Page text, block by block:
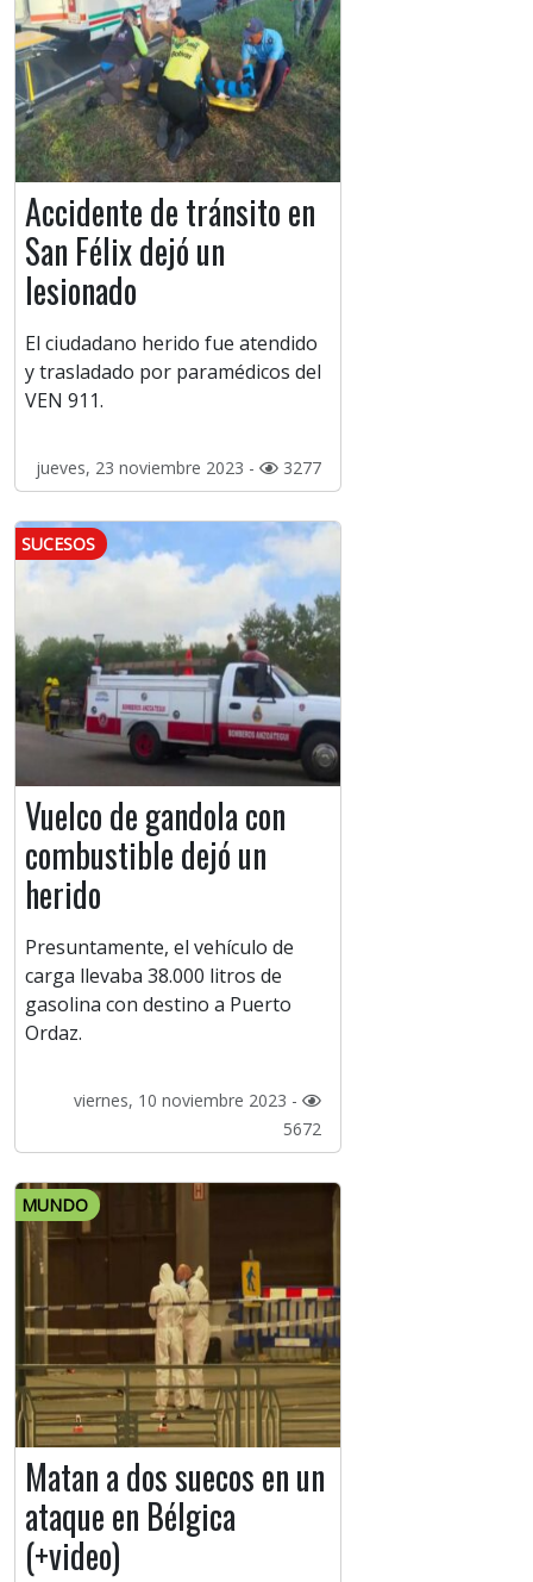
Accidente de tránsito en
San Félix dejó un
lesionado
El ciudadano herido fue atendido
y trasladado por paramédicos del
VEN 911.
jueves, 23 noviembre 2023 - 3277
SUCESOS
Vuelco de gandola con
combustible dejó un
herido
Presuntamente, el vehículo de
carga llevaba 38.000 litros de
gasolina con destino a Puerto
Ordaz.
viernes, 10 noviembre 2023 -
5672
MUNDO
Matan a dos suecos en un
ataque en Bélgica
(+video)